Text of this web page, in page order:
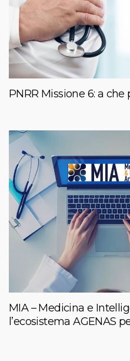
PNRR Missione 6: a che
MIA – Medicina e
l’ecosistema AGENAS